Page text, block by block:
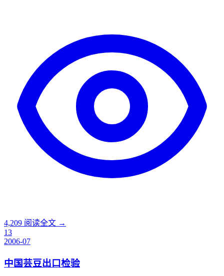
4,209 阅读全文 →
13
2006-07
中国芸豆出口检验